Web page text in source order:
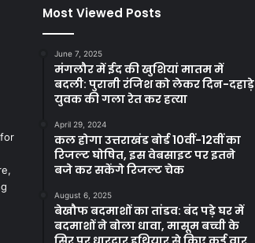
Most Viewed Posts
June 7, 2025
मंगलौर में ईद की खुशियां मातम में
बदली: पुरानी रंजिश को लेकर दिन-दहाड़े
युवक की गला रेत कर हत्या
April 29, 2024
कल होगा उत्तराखंड बोर्ड 10वीं-12वीं का
रिजल्ट घोषित, इस वेबसाइट पर इतने
बजे कर सकेंगे रिजल्ट चेक
August 6, 2025
बेखौफ बदमाशों का तांडव: बंद पड़े घर में
बदमाशों ने बोला धावा, मासूम बच्ची के